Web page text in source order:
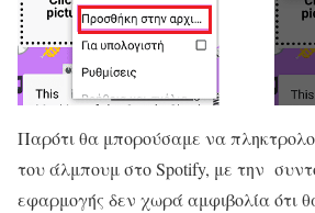
Παρότι θα μπορούσαμε να
του άλμπουμ στο Spotify, με την
εφαρμογής δεν χωρά αμφιβολία ότι